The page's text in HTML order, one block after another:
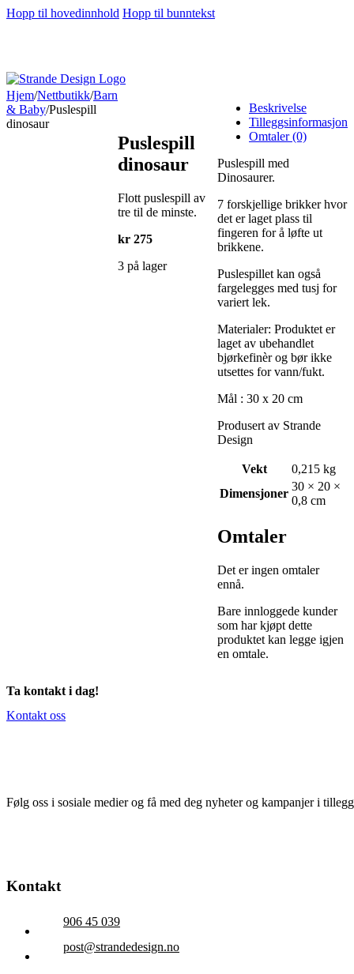
Hopp til hovedinnhold Hopp til bunntekst
Hjem/Nettbutikk/Barn
& Baby/Puslespill
dinosaur
Puslespill
dinosaur
Flott puslespill av
tre til de minste.
kr 275
3 på lager
Beskrivelse
Tilleggsinformasjon
Omtaler (0)
Puslespill med
Dinosaurer.
7 forskjellige brikker hvor
det er laget plass til
fingeren for å løfte ut
brikkene.
Puslespillet kan også
fargelegges med tusj for
variert lek.
Materialer: Produktet er
laget av ubehandlet
bjørkefinèr og bør ikke
utsettes for vann/fukt.
Mål : 30 x 20 cm
Produsert av Strande
Design
Vekt
0,215 kg
Dimensjoner
30 × 20 ×
0,8 cm
Omtaler
Det er ingen omtaler
ennå.
Bare innloggede kunder
som har kjøpt dette
produktet kan legge igjen
en omtale.
Ta kontakt i dag!
Kontakt oss
Følg oss i sosiale medier og få med deg nyheter og kampanjer i
Kontakt
906 45 039
post@strandedesign.no